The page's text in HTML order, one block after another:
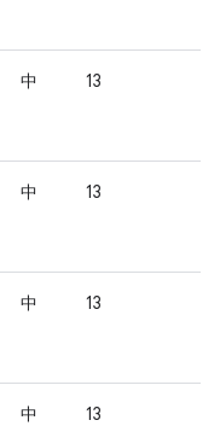
中 13
中 13
中 13
中 13